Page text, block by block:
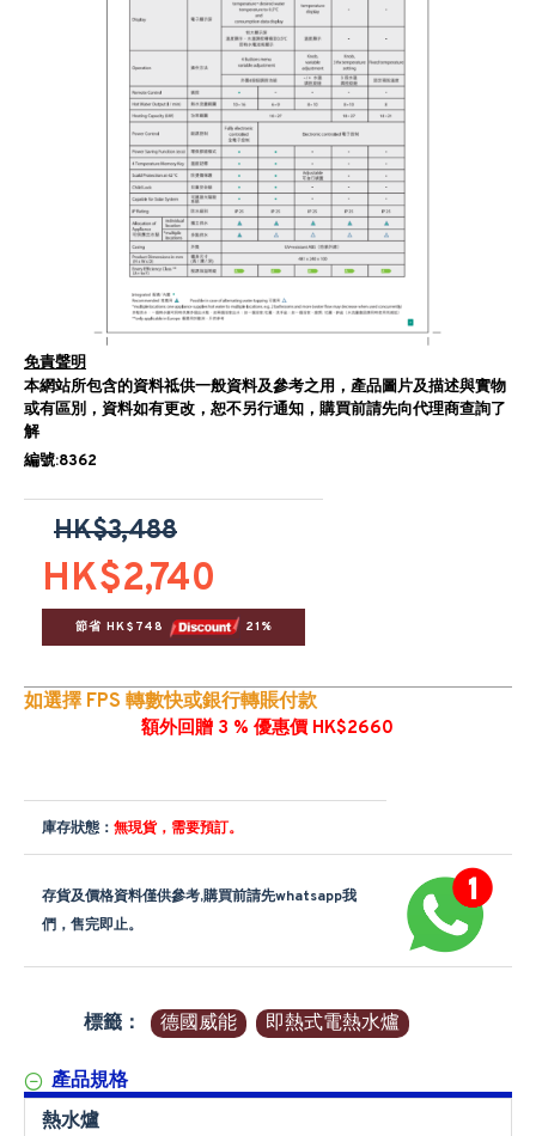
免責聲明
本網站所包含的資料祗供一般資料及參考之用，產品圖片及描述與實物
或有區別，資料如有更改，恕不另行通知，購買前請先向代理商查詢了
解
編號:8362
HK$2,740
HK$3,488
節省 HK$748 21%
如選擇 FPS 轉數快或銀行轉賬付款
額外回贈 3 % 優惠價 HK$2660
庫存狀態： 無現貨，需要預訂。
存貨及價格資料僅供參考,購買前請先whatsapp我
們，售完即止。
標籤： 德國威能 即熱式電熱水爐
產品規格
熱水爐